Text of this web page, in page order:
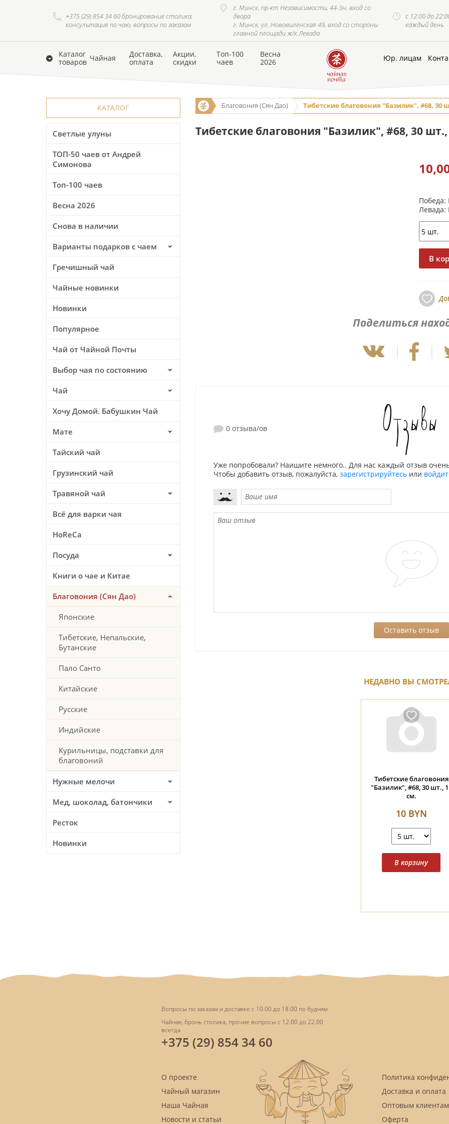
+375 (29) 854 34 60 бронирование столика,
консультация по чаю, вопросы по заказам
г. Минск, пр-кт Независимости, 44-3н, вход со
двора
г. Минск, ул. Нововиленская 49, вход со стороны
главной площади ж/к Левада
с 12:00 до
каждый день
Каталог
товаров Чайная
Доставка,
оплата
Акции,
скидки
Топ-100
чаев
Весна
2026
Юр. лицам
КАТАЛОГ
Светлые улуны
ТОП-50 чаев от Андрей
Симонова
Топ-100 чаев
Весна 2026
Снова в наличии
Варианты подарков с чаем
Гречишный чай
Чайные новинки
Новинки
Популярное
Чай от Чайной Почты
Выбор чая по состоянию
Чай
Хочу Домой. Бабушкин Чай
Мате
Тайский чай
Грузинский чай
Травяной чай
Всё для варки чая
HoReCa
Посуда
Книги о чае и Китае
Благовония (Сян Дао)
Японские
Тибетские, Непальские,
Бутанские
Пало Санто
Китайские
Русские
Индийские
Курильницы, подставки для
благовоний
Нужные мелочи
Мед, шоколад, батончики
Ресток
Новинки
Благовония (Сян Дао) Тибетские благовония "Базилик", #68, 30
Тибетские благовония "Базилик", #68, 30
Победа:
Левада:
Поделиться
0 отзыва/ов Отзывы
Уже попробовали? Наишите немного.. Для нас каждый отзыв
Чтобы добавить отзыв, пожалуйста, зарегистрируйтесьили
НЕДАВНО ВЫ
Тибетские благовония
"Базилик", #68, 30 шт.,
см.
10 BYN
Вопросы по заказам и доставке с 10.00 до 18.00 по будням
Чайная, бронь столика, прочие вопросы с 12.00 до 22.00
всегда
+375 (29) 854 34 60
О проекте
Чайный магазин
Наша Чайная
Новости и статьи
Политика
Доставка и оплата
Оптовым клиентам
Оферта